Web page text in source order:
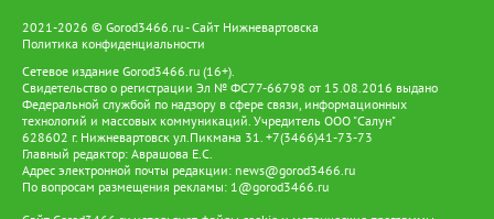
2021-2026 © Gorod3466.ru - Сайт Нижневартовска
Политика конфиденциальности
Сетевое издание Gorod3466.ru (16+).
Свидетельство о регистрации Эл № ФС77-66798 от 15.08.2016 выдано
Федеральной службой по надзору в сфере связи, информационных
технологий и массовых коммуникаций. Учредитель ООО "Салун"
628602 г. Нижневартовск ул.Пикмана 31. +7(3466)41-73-73
Главный редактор: Аврашова Е.С.
Адрес электронной почты редакции: news@gorod3466.ru
По вопросам размещения рекламы: 1@gorod3466.ru